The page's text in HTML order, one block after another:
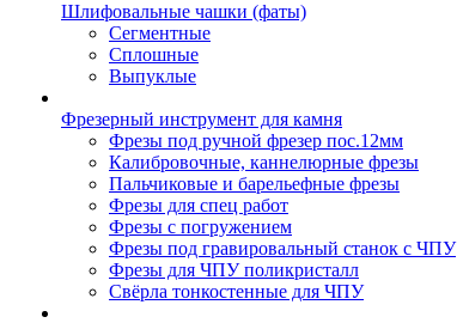
Шлифовальные чашки (фаты)
Сегментные
Сплошные
Выпуклые
Фрезерный инструмент для камня
Фрезы под ручной фрезер пос.12мм
Калибровочные, каннелюрные фрезы
Пальчиковые и барельефные фрезы
Фрезы для спец работ
Фрезы с погружением
Фрезы под гравировальный станок с ЧПУ
Фрезы для ЧПУ поликристалл
Свёрла тонкостенные для ЧПУ